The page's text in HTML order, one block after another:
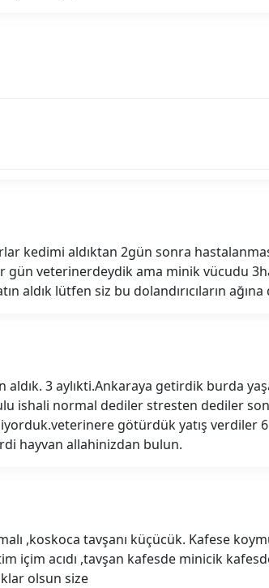
kedimi aldıktan 2gün sonra
gün veterinerdeydik ama minik vücudu
aldık lütfen siz bu dolandırıcıların
3 aylıkti.Ankaraya getirdik burda
ishali normal dediler stresten dediler
götürdük yatış
hayvan allahinizdan bulun.
,koskoca tavşanı küçücük. Kafese
içim acıdı ,tavşan kafesde minicik
olsun size